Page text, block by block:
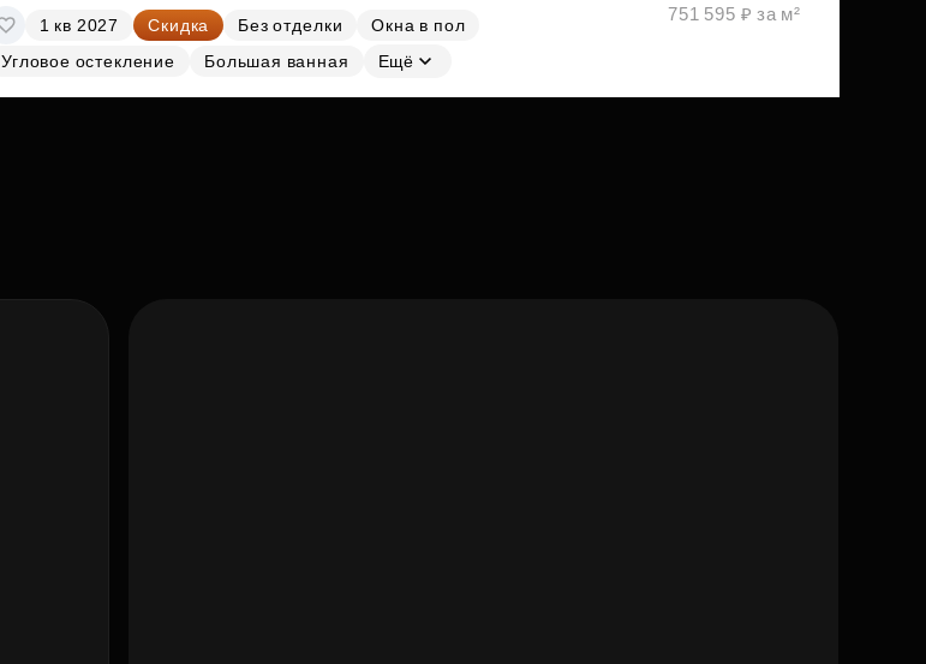
1 кв 2027 Скидка Без отделки
Окна в пол
Угловое остекление
Большая ванная Ещё
751 595 ₽ за м²